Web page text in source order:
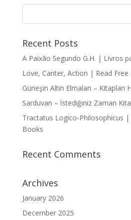
Recent Posts
A Paixão Segundo G.H. | Livros
Love, Canter, Action | Read Free
Güneşin Altın Elmaları – Kitapları
Sarduvan – İstediğiniz Zaman
Tractatus Logico-Philosophicus
Books
Recent Comments
Archives
January 2026
December 2025